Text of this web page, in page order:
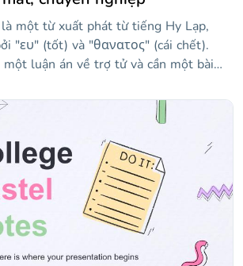
một từ xuất phát từ tiếng Hy Lạp,
"ευ" (tốt) và "θανατος" (cái chết).
luận án về trợ tử và cần một bài
thuật mà nó được quản lý là gì, ai có
tranh cãi mà chủ đề này tạo ra. Các
phong cách trang trọng và được thiết
tin của bạn nổi bật và bảo vệ luận án